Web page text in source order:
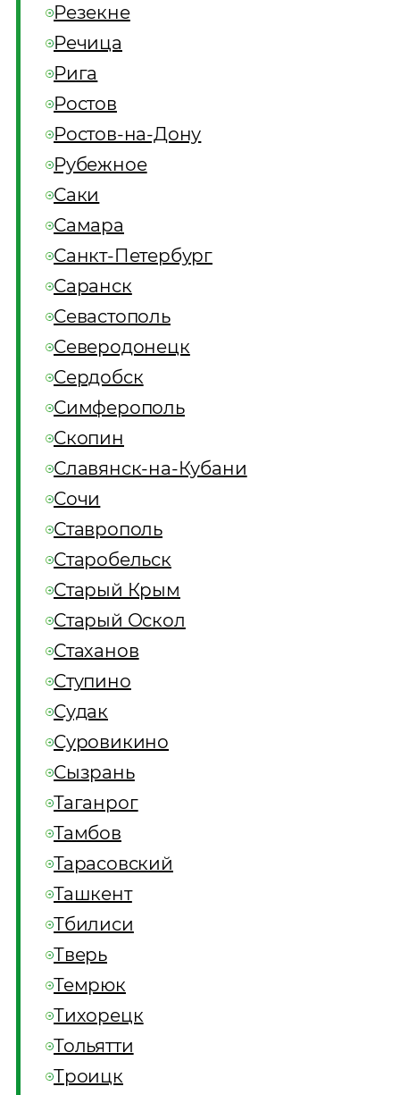
Резекне
Речица
Рига
Ростов
Ростов-на-Дону
Рубежное
Саки
Самара
Санкт-Петербург
Саранск
Севастополь
Северодонецк
Сердобск
Симферополь
Скопин
Славянск-на-Кубани
Сочи
Ставрополь
Старобельск
Старый Крым
Старый Оскол
Стаханов
Ступино
Судак
Суровикино
Сызрань
Таганрог
Тамбов
Тарасовский
Ташкент
Тбилиси
Тверь
Темрюк
Тихорецк
Тольятти
Троицк